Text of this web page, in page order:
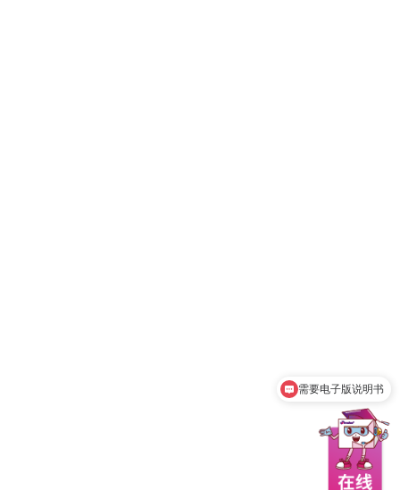
需要电子版说明书